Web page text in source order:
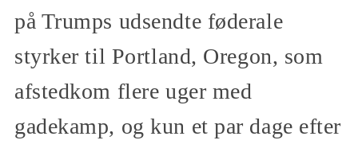
på Trumps udsendte føderale
styrker til Portland, Oregon, som
afstedkom flere uger med
gadekamp, og kun et par dage efter